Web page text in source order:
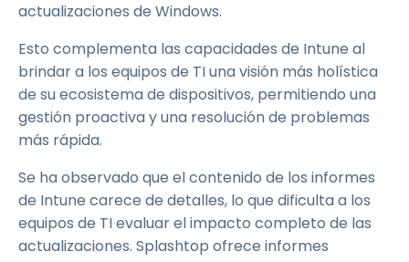
actualizaciones de Windows.
Esto complementa las capacidades de Intune al
brindar a los equipos de TI una visión más holística
de su ecosistema de dispositivos, permitiendo una
gestión proactiva y una resolución de problemas
más rápida.
Se ha observado que el contenido de los informes
de Intune carece de detalles, lo que dificulta a los
equipos de TI evaluar el impacto completo de las
actualizaciones. Splashtop ofrece informes